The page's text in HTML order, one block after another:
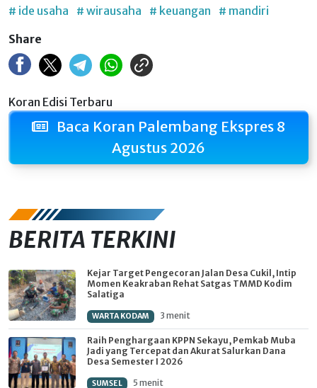
# ide usaha # wirausaha # keuangan
# mandiri
Share
Koran Edisi Terbaru
Baca Koran Palembang Ekspres 8
Agustus 2026
BERITA TERKINI
Kejar Target Pengecoran Jalan Desa Cukil, Intip
Momen Keakraban Rehat Satgas TMMD Kodim
Salatiga
WARTA KODAM 3 menit
Raih Penghargaan KPPN Sekayu, Pemkab Muba
Jadi yang Tercepat dan Akurat Salurkan Dana
Desa Semester I 2026
SUMSEL 5 menit